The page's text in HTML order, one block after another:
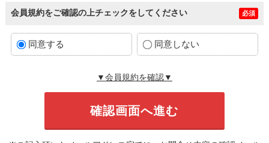
会員規約をご確認の上チェックをしてください 必須
同意する 同意しない
▼会員規約を確認▼